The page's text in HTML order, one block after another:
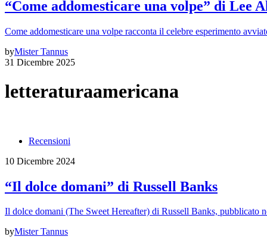
“Come addomesticare una volpe” di Lee
Come addomesticare una volpe racconta il celebre esperimento
byMister Tannus
31 Dicembre 2025
letteraturaamericana
Recensioni
10 Dicembre 2024
“Il dolce domani” di Russell Banks
Il dolce domani (The Sweet Hereafter) di Russell Banks, pubblicato
byMister Tannus